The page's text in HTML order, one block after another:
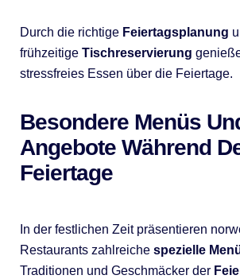
Durch die richtige Feiertagsplanung
frühzeitige Tischreservierung
stressfreies Essen über die Feiertage.
Besondere Menüs
Angebote Während
Feiertage
In der festlichen Zeit präsentieren
Restaurants zahlreiche spezielle
Traditionen und Geschmäcker der